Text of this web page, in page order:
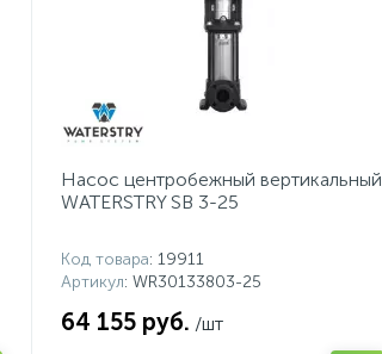
Насос центробежный вертикальный
WATERSTRY SB 3-25
Код товара: 19911
Артикул: WR30133803-25
64 155 руб. /шт